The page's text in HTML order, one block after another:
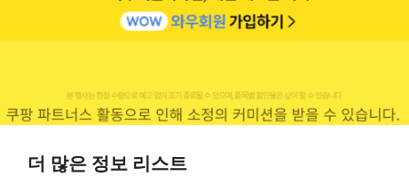
더 많은 정보 리스트